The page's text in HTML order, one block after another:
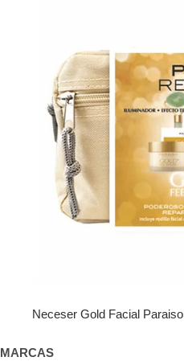
Neceser Gold Facial Paraiso
MARCAS